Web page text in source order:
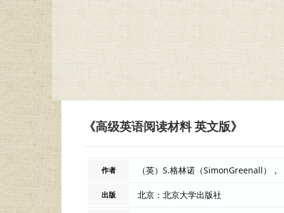
《高级英语阅读材料 英文版》
作者
出版 北京：北京大学出版社